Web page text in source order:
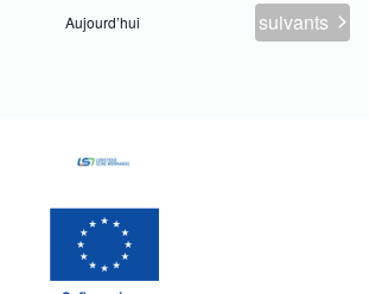
Aujourd’hui Évènements
suivants